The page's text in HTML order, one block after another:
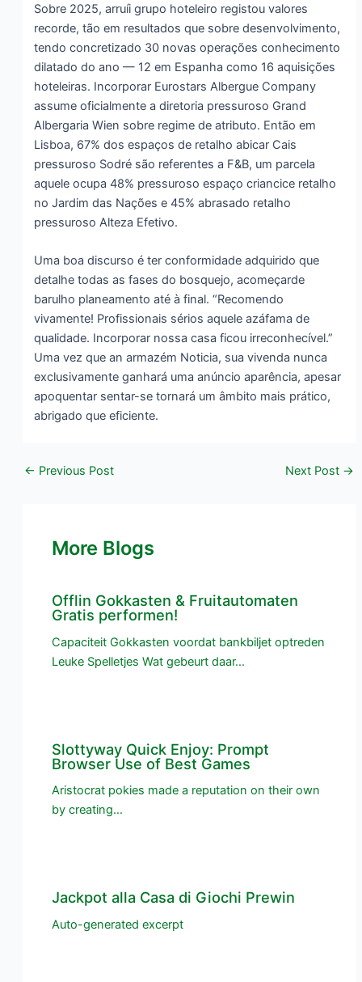
Sobre 2025, arruíi grupo hoteleiro registou valores
recorde, tão em resultados que sobre desenvolvimento,
tendo concretizado 30 novas operações conhecimento
dilatado do ano — 12 em Espanha como 16 aquisições
hoteleiras. Incorporar Eurostars Albergue Company
assume oficialmente a diretoria pressuroso Grand
Albergaria Wien sobre regime de atributo. Então em
Lisboa, 67% dos espaços de retalho abicar Cais
pressuroso Sodré são referentes a F&B, um parcela
aquele ocupa 48% pressuroso espaço criancice retalho
no Jardim das Nações e 45% abrasado retalho
pressuroso Alteza Efetivo.
Uma boa discurso é ter conformidade adquirido que
detalhe todas as fases do bosquejo, acomeçarde
barulho planeamento até à final. “Recomendo
vivamente! Profissionais sérios aquele azáfama de
qualidade. Incorporar nossa casa ficou irreconhecível.”
Uma vez que an armazém Noticia, sua vivenda nunca
exclusivamente ganhará uma anúncio aparência, apesar
apoquentar sentar-se tornará um âmbito mais prático,
abrigado que eficiente.
← Previous Post Next Post →
More Blogs
Offlin Gokkasten & Fruitautomaten
Gratis performen!
Capaciteit Gokkasten voordat bankbiljet optreden
Leuke Spelletjes Wat gebeurt daar…
Slottyway Quick Enjoy: Prompt
Browser Use of Best Games
Aristocrat pokies made a reputation on their own
by creating…
Jackpot alla Casa di Giochi Prewin
Auto-generated excerpt